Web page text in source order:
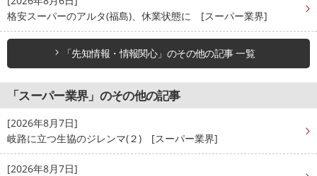
格安スーパーのアルタ(福島)、休業状態に [スーパー業界]
「先知情報・情報関心」のその他の記事 一覧
「スーパー業界」のその他の記事
[2026年8月7日]
岐路に立つ生協のジレンマ(２) [スーパー業界]
[2026年8月7日]